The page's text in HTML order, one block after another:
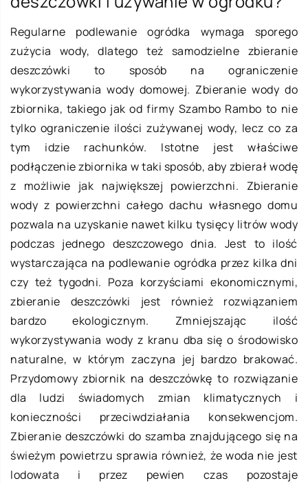
Regularne podlewanie ogródka wymaga sporego
zużycia wody, dlatego też samodzielne zbieranie
deszczówki to sposób na ograniczenie
wykorzystywania wody domowej. Zbieranie wody do
zbiornika, takiego jak od firmy Szambo Rambo to nie
tylko ograniczenie ilości zużywanej wody, lecz co za
tym idzie rachunków. Istotne jest właściwe
podłączenie zbiornika w taki sposób, aby zbierał wodę
z możliwie jak największej powierzchni. Zbieranie
wody z powierzchni całego dachu własnego domu
pozwala na uzyskanie nawet kilku tysięcy litrów wody
podczas jednego deszczowego dnia. Jest to ilość
wystarczająca na podlewanie ogródka przez kilka dni
czy też tygodni. Poza korzyściami ekonomicznymi,
zbieranie deszczówki jest również rozwiązaniem
bardzo ekologicznym. Zmniejszając ilość
wykorzystywania wody z kranu dba się o środowisko
naturalne, w którym zaczyna jej bardzo brakować.
Przydomowy zbiornik na deszczówkę to rozwiązanie
dla ludzi świadomych zmian klimatycznych i
konieczności przeciwdziałania konsekwencjom.
Zbieranie deszczówki do szamba znajdującego się na
świeżym powietrzu sprawia również, że woda nie jest
lodowata i przez pewien czas pozostaje